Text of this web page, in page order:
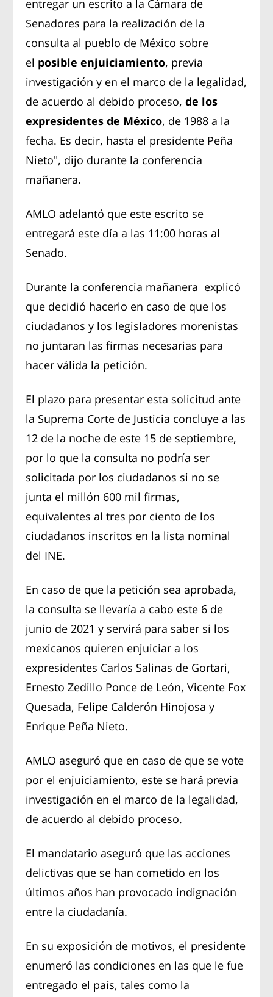
entregar un escrito a la Cámara de
Senadores para la realización de la
consulta al pueblo de México sobre
el posible enjuiciamiento, previa
investigación y en el marco de la legalidad,
de acuerdo al debido proceso, de los
expresidentes de México, de 1988 a la
fecha. Es decir, hasta el presidente Peña
Nieto", dijo durante la conferencia
mañanera.
AMLO adelantó que este escrito se
entregará este día a las 11:00 horas al
Senado.
Durante la conferencia mañanera explicó
que decidió hacerlo en caso de que los
ciudadanos y los legisladores morenistas
no juntaran las firmas necesarias para
hacer válida la petición.
El plazo para presentar esta solicitud ante
la Suprema Corte de Justicia concluye a las
12 de la noche de este 15 de septiembre,
por lo que la consulta no podría ser
solicitada por los ciudadanos si no se
junta el millón 600 mil firmas,
equivalentes al tres por ciento de los
ciudadanos inscritos en la lista nominal
del INE.
En caso de que la petición sea aprobada,
la consulta se llevaría a cabo este 6 de
junio de 2021 y servirá para saber si los
mexicanos quieren enjuiciar a los
expresidentes Carlos Salinas de Gortari,
Ernesto Zedillo Ponce de León, Vicente Fox
Quesada, Felipe Calderón Hinojosa y
Enrique Peña Nieto.
AMLO aseguró que en caso de que se vote
por el enjuiciamiento, este se hará previa
investigación en el marco de la legalidad,
de acuerdo al debido proceso.
El mandatario aseguró que las acciones
delictivas que se han cometido en los
últimos años han provocado indignación
entre la ciudadanía.
En su exposición de motivos, el presidente
enumeró las condiciones en las que le fue
entregado el país, tales como la